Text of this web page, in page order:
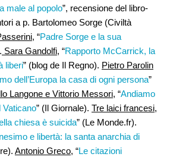
male al popolo”, recensione del libro-
a p. Bartolomeo Sorge (Civiltà
“Padre Sorge e la sua
Sara Gandolfi, “Rapporto McCarrick, la
liberi” (blog de Il Regno). Pietro Parolin
dell’Europa la casa di ogni persona”
Langone e Vittorio Messori, “Andiamo
Vaticano” (Il Giornale). Tre laici francesi,
chiesa è suicida” (Le Monde.fr).
e libertà: la santa anarchia di
Antonio Greco, “Le citazioni